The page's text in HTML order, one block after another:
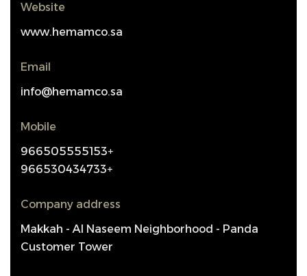
Website
www.hemamco.sa
Email
info@hemamco.sa
Mobile
966505555153+
966530434733+
Company address
Makkah - Al Naseem Neighborhood - Panda
Customer Tower